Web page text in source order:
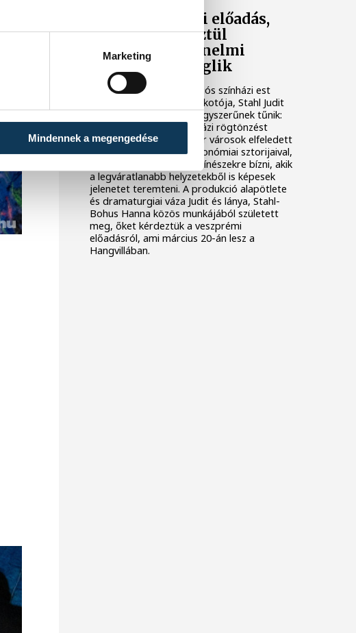
Marketing
Mindennek a megengedése
Gasztroszínházi előadás,
amelyen keresztül
Veszprém történelmi
múltja is kiviláglik
A Flódni című improvizációs színházi est
receptje – ahogy egyik alkotója, Stahl Judit
fogalmaz – meglepően egyszerűnek tűnik:
össze kell keverni a színházi rögtönzést
Budapest és más magyar városok elfeledett
kultúrtörténeti és gasztronómiai sztorijaival,
majd az egészet olyan színészekre bízni, akik
a legváratlanabb helyzetekből is képesek
jelenetet teremteni. A produkció alapötlete
és dramaturgiai váza Judit és lánya, Stahl-
Bohus Hanna közös munkájából született
meg, őket kérdeztük a veszprémi
előadásról, ami március 20-án lesz a
Hangvillában.